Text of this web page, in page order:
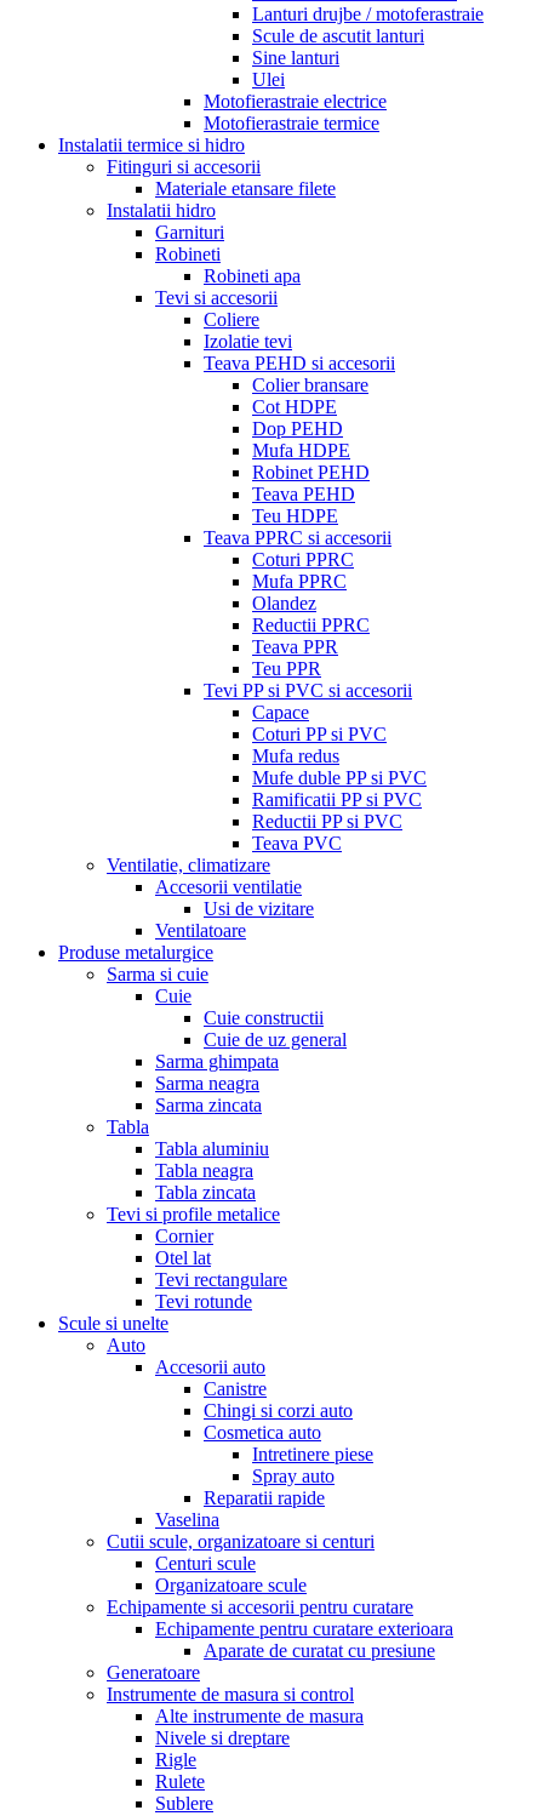
Lanturi drujbe / motoferastraie
Scule de ascutit lanturi
Sine lanturi
Ulei
Motofierastraie electrice
Motofierastraie termice
Instalatii termice si hidro
Fitinguri si accesorii
Materiale etansare filete
Instalatii hidro
Garnituri
Robineti
Robineti apa
Tevi si accesorii
Coliere
Izolatie tevi
Teava PEHD si accesorii
Colier bransare
Cot HDPE
Dop PEHD
Mufa HDPE
Robinet PEHD
Teava PEHD
Teu HDPE
Teava PPRC si accesorii
Coturi PPRC
Mufa PPRC
Olandez
Reductii PPRC
Teava PPR
Teu PPR
Tevi PP si PVC si accesorii
Capace
Coturi PP si PVC
Mufa redus
Mufe duble PP si PVC
Ramificatii PP si PVC
Reductii PP si PVC
Teava PVC
Ventilatie, climatizare
Accesorii ventilatie
Usi de vizitare
Ventilatoare
Produse metalurgice
Sarma si cuie
Cuie
Cuie constructii
Cuie de uz general
Sarma ghimpata
Sarma neagra
Sarma zincata
Tabla
Tabla aluminiu
Tabla neagra
Tabla zincata
Tevi si profile metalice
Cornier
Otel lat
Tevi rectangulare
Tevi rotunde
Scule si unelte
Auto
Accesorii auto
Canistre
Chingi si corzi auto
Cosmetica auto
Intretinere piese
Spray auto
Reparatii rapide
Vaselina
Cutii scule, organizatoare si centuri
Centuri scule
Organizatoare scule
Echipamente si accesorii pentru curatare
Echipamente pentru curatare exterioara
Aparate de curatat cu presiune
Generatoare
Instrumente de masura si control
Alte instrumente de masura
Nivele si dreptare
Rigle
Rulete
Sublere